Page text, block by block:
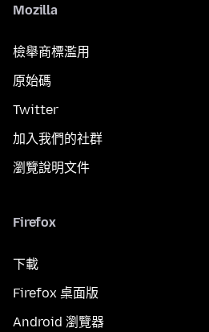
Mozilla
檢舉商標濫用
原始碼
Twitter
加入我們的社群
瀏覽說明文件
Firefox
下載
Firefox 桌面版
Android 瀏覽器